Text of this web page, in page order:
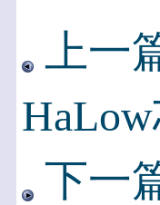
上一
下一